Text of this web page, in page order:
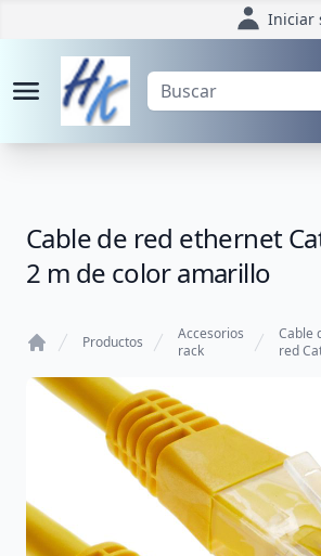
Iniciar
Cable de red ethernet
2 m de color amarillo
Productos
Accesorios
rack
Cable
red